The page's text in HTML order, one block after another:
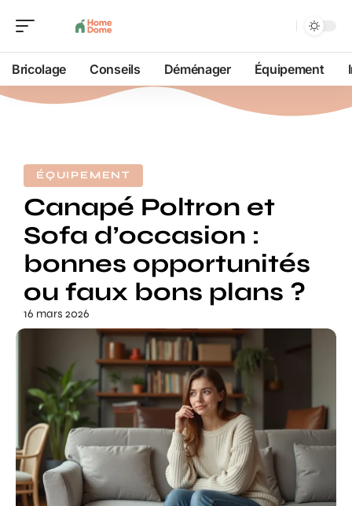
Bricolage Conseils Déménager Équipement
ÉQUIPEMENT
Canapé Poltron et
Sofa d’occasion :
bonnes opportunités
ou faux bons plans ?
16 mars 2026